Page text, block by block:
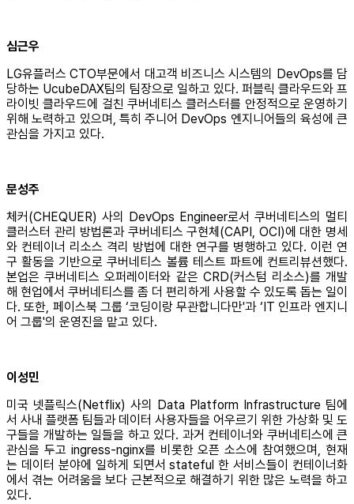
심근우
LG유플러스 CTO부문에서 대고객 비즈니스 시스템의 DevOps를 담
당하는 UcubeDAX팀의 팀장으로 일하고 있다. 퍼블릭 클라우드와 프
라이빗 클라우드에 걸친 쿠버네티스 클러스터를 안정적으로 운영하기
위해 노력하고 있으며, 특히 주니어 DevOps 엔지니어들의 육성에 큰
관심을 가지고 있다.
문성주
체커(CHEQUER) 사의 DevOps Engineer로서 쿠버네티스의 멀티
클러스터 관리 방법론과 쿠버네티스 구현체(CAPI, OCI)에 대한 명세
와 컨테이너 리소스 격리 방법에 대한 연구를 병행하고 있다. 이런 연
구 활동을 기반으로 쿠버네티스 볼륨 테스트 파트에 컨트리뷰션했다.
본업은 쿠버네티스 오퍼레이터와 같은 CRD(커스텀 리소스)를 개발
해 현업에서 쿠버네티스를 좀 더 편리하게 사용할 수 있도록 돕는 일이
다. 또한, 페이스북 그룹 ‘코딩이랑 무관합니다만'과 ‘IT 인프라 엔지니
어 그룹'의 운영진을 맡고 있다.
이성민
미국 넷플릭스(Netflix) 사의 Data Platform Infrastructure 팀에
서 사내 플랫폼 팀들과 데이터 사용자들을 어우르기 위한 가상화 및 도
구들을 개발하는 일들을 하고 있다. 과거 컨테이너와 쿠버네티스에 큰
관심을 두고 ingress-nginx를 비롯한 오픈 소스에 참여했으며, 현재
는 데이터 분야에 일하게 되면서 stateful 한 서비스들이 컨테이너화
에서 겪는 어려움을 보다 근본적으로 해결하기 위한 많은 노력을 하고
있다.